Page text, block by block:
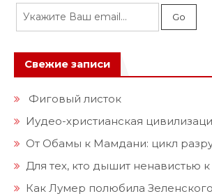
Свежие записи
Фиговый листок
Иудео-христианская
От Обамы к Мамдани: цикл
Для тех, кто дышит ненавистью
Как Лумер полюбила